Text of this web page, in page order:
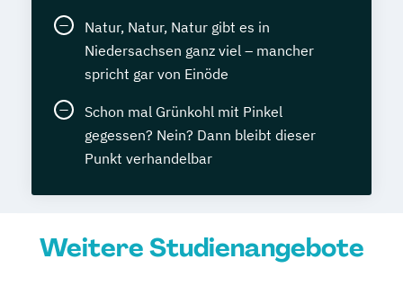
Natur, Natur, Natur gibt es in
Niedersachsen ganz viel – mancher
spricht gar von Einöde
Schon mal Grünkohl mit Pinkel
gegessen? Nein? Dann bleibt dieser
Punkt verhandelbar
Weitere Studienangebote